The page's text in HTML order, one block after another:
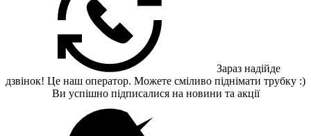
Зараз надійде
дзвінок! Це наш оператор. Можете сміливо піднімати трубку :)
Ви успішно підписалися на новини та акції